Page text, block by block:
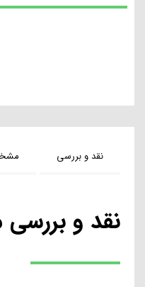
نقد و بررسی
نقد و